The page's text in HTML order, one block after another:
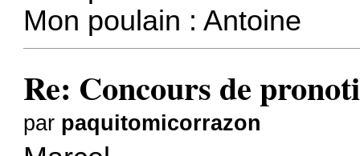
Mon poulain : Antoine
Re: Concours de
par paquitomicorrazon